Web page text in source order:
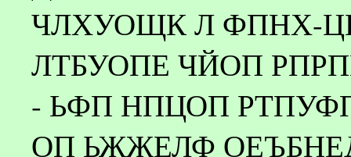
ЧЛХУОЩК Л ФПНХ-
ЛТБУОПЕ ЧЙОП
- ЬФП НПЦОП
ОП ЬЖЖЕЛФ